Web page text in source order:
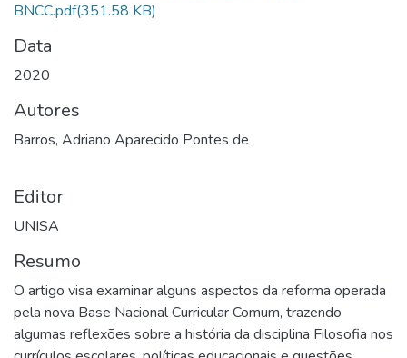
BNCC.pdf(351.58 KB)
Data
2020
Autores
Barros, Adriano Aparecido Pontes de
Editor
UNISA
Resumo
O artigo visa examinar alguns aspectos da reforma operada
pela nova Base Nacional Curricular Comum, trazendo
algumas reflexões sobre a história da disciplina Filosofia nos